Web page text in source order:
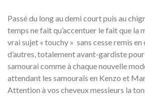
Passé du long au demi court puis au
temps ne fait qu’accentuer le fait que la
vrai sujet « touchy » sans cesse remis
d’autres, totalement avant-gardiste
samourai comme à chaque nouvelle
attendant les samouraïs en Kenzo et
Attention à vos cheveux messieurs la